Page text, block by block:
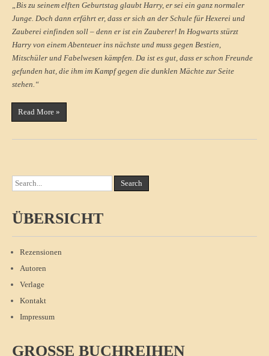
„Bis zu seinem elften Geburtstag glaubt Harry, er sei ein ganz normaler
Junge. Doch dann erfährt er, dass er sich an der Schule für Hexerei und
Zauberei einfinden soll – denn er ist ein Zauberer! In Hogwarts stürzt
Harry von einem Abenteuer ins nächste und muss gegen Bestien,
Mitschüler und Fabelwesen kämpfen. Da ist es gut, dass er schon Freunde
gefunden hat, die ihm im Kampf gegen die dunklen Mächte zur Seite
stehen.“
Read More »
ÜBERSICHT
Rezensionen
Autoren
Verlage
Kontakt
Impressum
GROSSE BUCHREIHEN